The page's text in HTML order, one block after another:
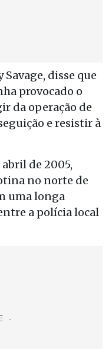
disse que
provocado o
da operação de
e resistir à
de 2005,
no norte de
uma longa
a polícia local